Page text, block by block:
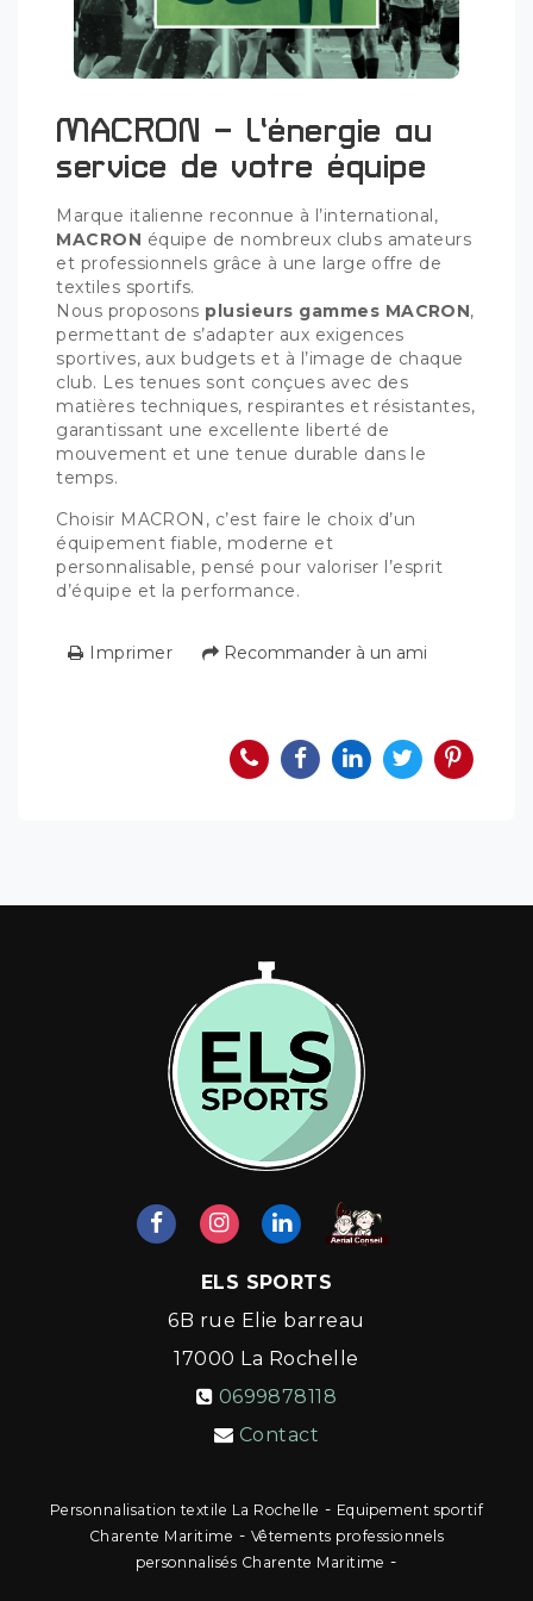
MACRON – L’énergie au
service de votre équipe
Marque italienne reconnue à l’international,
MACRON équipe de nombreux clubs amateurs
et professionnels grâce à une large offre de
textiles sportifs.
Nous proposons plusieurs gammes MACRON,
permettant de s’adapter aux exigences
sportives, aux budgets et à l’image de chaque
club. Les tenues sont conçues avec des
matières techniques, respirantes et résistantes,
garantissant une excellente liberté de
mouvement et une tenue durable dans le
temps.
Choisir MACRON, c’est faire le choix d’un
équipement fiable, moderne et
personnalisable, pensé pour valoriser l’esprit
d’équipe et la performance.
Imprimer Recommander à un ami
ELS SPORTS
6B rue Elie barreau
17000 La Rochelle
0699878118
Contact
Personnalisation textile La Rochelle - Equipement sportif
Charente Maritime - Vêtements professionnels
personnalisés Charente Maritime -